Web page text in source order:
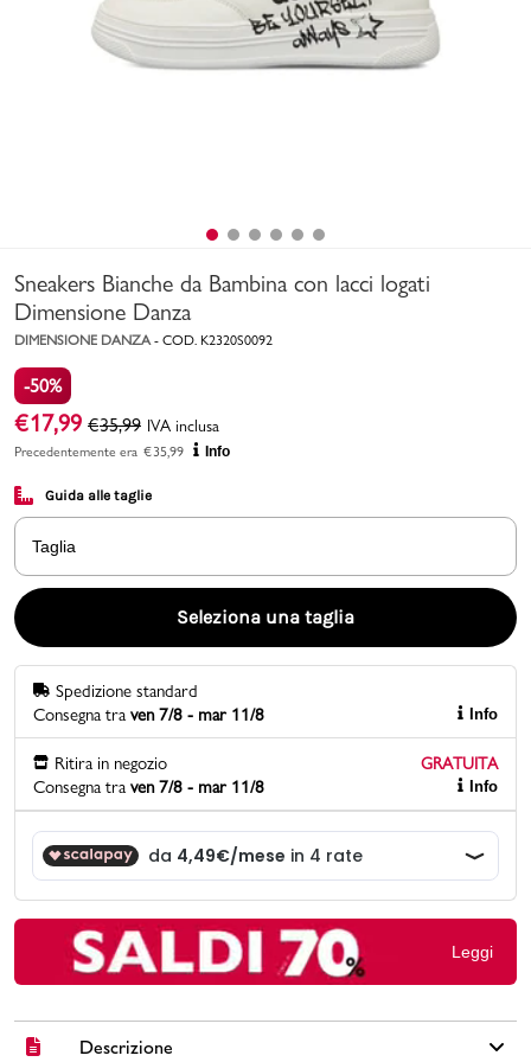
Bambino
Marchi
Promo & News
contatti
Gift card
Sneakers Bianche da Bambina con lacci logati
Dimensione Danza
DIMENSIONE DANZA - COD. K2320S0092
-50%
€17,99 €35,99 IVA inclusa
Precedentemente era €35,99 Info
Guida alle taglie
Taglia
Seleziona una taglia
Spedizione standard
Consegna tra ven 7/8 - mar 11/8 Info
Ritira in negozio
GRATUITA
Consegna tra ven 7/8 - mar 11/8 Info
Leggi
Descrizione